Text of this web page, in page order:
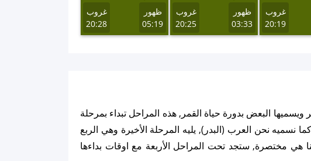
غروب
20:19
ظهور
03:33
غروب
20:25
ظهور
05:19
غروب
20:28
البعض بدورة حياة القمر, هذه المراحل تبداء بمرحلة
نسميه نحن العرب (البدر), يليه المرحلة الأخيرة وهي الربع
هي مختصرة, ستجد تحت المراحل الأربعة مع اوقات بداءها